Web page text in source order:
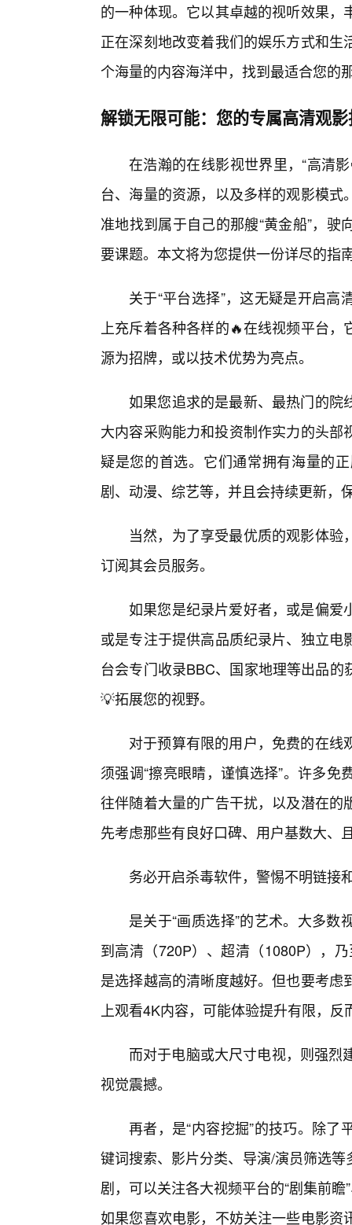
的一种体现。它以其卓越的视听效果
正在深刻地改变着我们的娱乐方式和
个海量的内容海洋中，找到最适合您的
解锁无限可能：您的专属高清观
在浩瀚的在线影视世界里，“高清
台、海量的资源，以及多样的观影模
准地找到属于自己的那艘“黄金船”，
要课题。本文将为您提供一份详尽的指
关于“平台选择”，这无疑是开启
上充斥着各种各样的🔥在线视频平台
源为招牌，或以技术优势为亮点。
如果您追求的是最新、最热门的院
大内容采购能力和投资制作实力的头
疑是您的首选。它们通常拥有海量的
剧、动漫、综艺等，并且会持续更新，
当然，为了享受最优质的观影体
订阅其会员服务。
如果您是纪录片爱好者，或是偏爱
或是专注于提供高品质纪录片、独立
台会专门收录BBC、国家地理等出品
💡拓展您的视野。
对于预算有限的用户，免费的在
须强调“擦亮眼睛，谨慎选择”。许多
往伴随着大量的广告干扰，以及潜在
先考虑那些有良好口碑、用户基数大、
务必开启杀毒软件，警惕不明链接
是关于“画质选择”的艺术。大多
到高清（720P）、超清（1080P），
是选择越高的清晰度越好。但也要考
上观看4K内容，可能体验提升有限，反
而对于电脑或大尺寸电视，则强烈
视觉震撼。
再者，是“内容挖掘”的技巧。除
键词搜索、影片分类、导演/演员筛选
剧，可以关注各大视频平台的“剧集前
如果您喜欢电影，不妨关注一些电影